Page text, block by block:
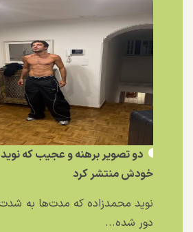
دو تصویر برهنه و عجیب که نوید
خودش منتشر کرد
نوید محمدزاده که مدت‌ها به
دور شده...